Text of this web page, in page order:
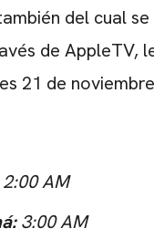
del cual se
de AppleTV,
21 de
AM
3:00 AM